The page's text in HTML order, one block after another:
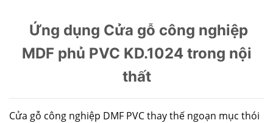
Ứng dụng Cửa gỗ công nghiệp
MDF phủ PVC KD.1024 trong nội
thất
Cửa gỗ công nghiệp DMF PVC thay thế ngoạn mục thói